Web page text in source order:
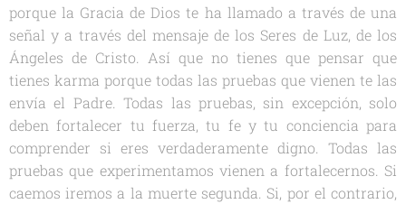
porque la Gracia de Dios te ha llamado a través de una
señal y a través del mensaje de los Seres de Luz, de los
Ángeles de Cristo. Así que no tienes que pensar que
tienes karma porque todas las pruebas que vienen te las
envía el Padre. Todas las pruebas, sin excepción, solo
deben fortalecer tu fuerza, tu fe y tu conciencia para
comprender si eres verdaderamente digno. Todas las
pruebas que experimentamos vienen a fortalecernos. Si
caemos iremos a la muerte segunda. Si, por el contrario,